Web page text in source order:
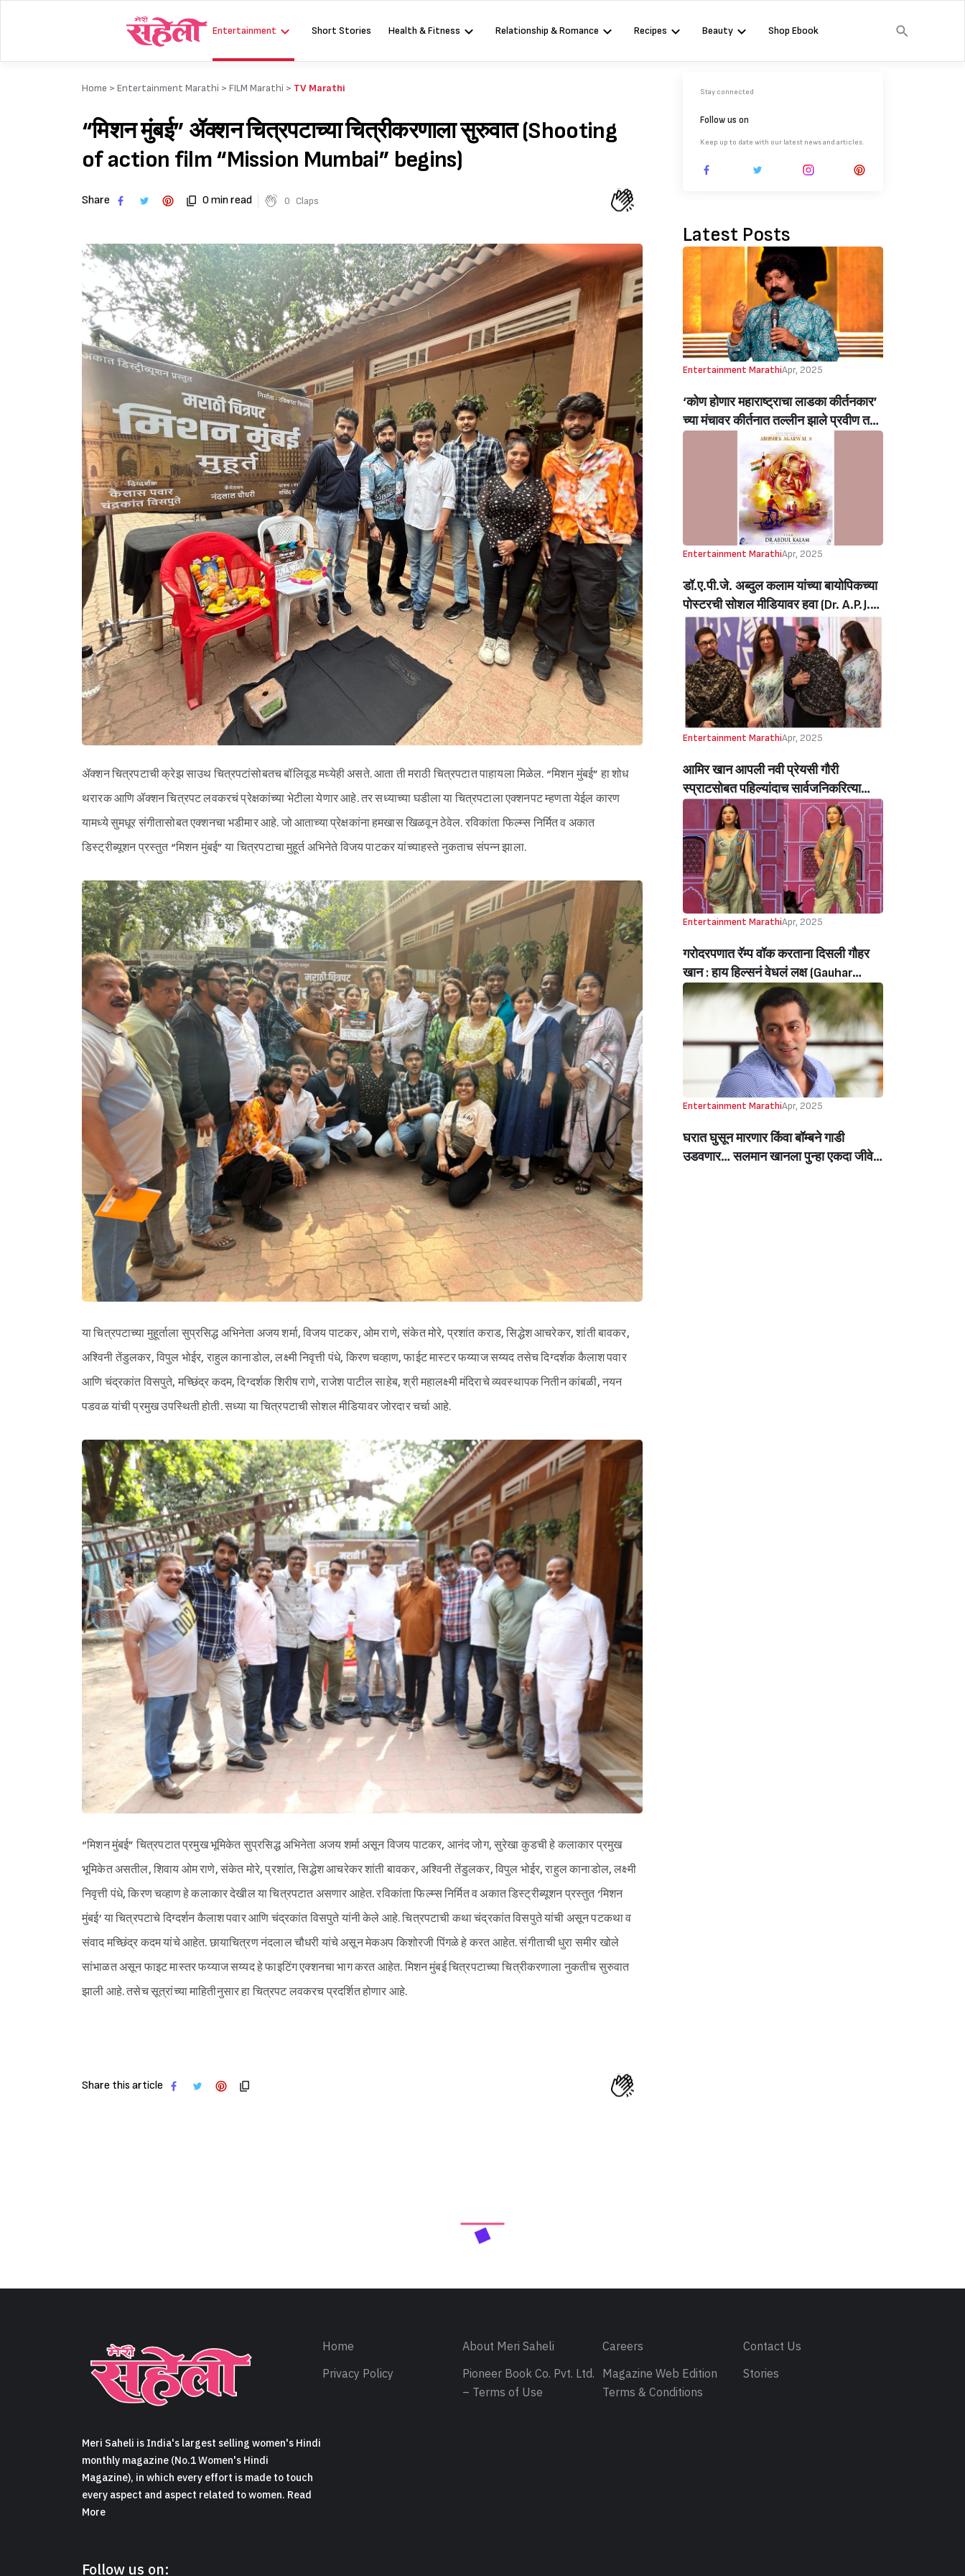
Sign in
Entertainment Short Stories Health & Fitness Relationship & Romance Recipes Beauty Shop Ebook
Home > Entertainment Marathi > FILM Marathi > TV Marathi
“मिशन मुंबई” ॲक्शन चित्रपटाच्या चित्रीकरणाला सुरुवात (Shooting
of action film “Mission Mumbai” begins)
Share 0 min read 0 Claps
ॲक्शन चित्रपटाची क्रेझ साउथ चित्रपटांसोबतच बॉलिवूड मध्येही असते. आता ती मराठी चित्रपटात पाहायला मिळेल. “मिशन मुंबई” हा शोध
थरारक आणि ॲक्शन चित्रपट लवकरचं प्रेक्षकांच्या भेटीला येणार आहे. तर सध्याच्या घडीला या चित्रपटाला एक्शनपट म्हणता येईल कारण
यामध्ये सुमधूर संगीतासोबत एक्शनचा भडीमार आहे. जो आताच्या प्रेक्षकांना हमखास खिळवून ठेवेल. रविकांता फिल्म्स निर्मित व अकात
डिस्ट्रीब्यूशन प्रस्तुत “मिशन मुंबई” या चित्रपटाचा मुहूर्त अभिनेते विजय पाटकर यांच्याहस्ते नुकताच संपन्न झाला.
या चित्रपटाच्या मुहूर्ताला सुप्रसिद्ध अभिनेता अजय शर्मा, विजय पाटकर, ओम राणे, संकेत मोरे, प्रशांत कराड, सिद्धेश आचरेकर, शांती बावकर,
अश्विनी तेंडुलकर, विपुल भोईर, राहुल कानाडोल, लक्ष्मी निवृत्ती पंधे, किरण चव्हाण, फाईट मास्टर फय्याज सय्यद तसेच दिग्दर्शक कैलाश पवार
आणि चंद्रकांत विसपुते, मच्छिंद्र कदम, दिग्दर्शक शिरीष राणे, राजेश पाटील साहेब, श्री महालक्ष्मी मंदिराचे व्यवस्थापक नितीन कांबळी, नयन
पडवळ यांची प्रमुख उपस्थिती होती. सध्या या चित्रपटाची सोशल मीडियावर जोरदार चर्चा आहे.
“मिशन मुंबई” चित्रपटात प्रमुख भूमिकेत सुप्रसिद्ध अभिनेता अजय शर्मा असून विजय पाटकर, आनंद जोग, सुरेखा कुडची हे कलाकार प्रमुख
भूमिकेत असतील, शिवाय ओम राणे, संकेत मोरे, प्रशांत, सिद्धेश आचरेकर शांती बावकर, अश्विनी तेंडुलकर, विपुल भोईर, राहुल कानाडोल, लक्ष्मी
निवृत्ती पंधे, किरण चव्हाण हे कलाकार देखील या चित्रपटात असणार आहेत. रविकांता फिल्म्स निर्मित व अकात डिस्ट्रीब्यूशन प्रस्तुत ‘मिशन
मुंबई’ या चित्रपटाचे दिग्दर्शन कैलाश पवार आणि चंद्रकांत विसपुते यांनी केले आहे. चित्रपटाची कथा चंद्रकांत विसपुते यांची असून पटकथा व
संवाद मच्छिंद्र कदम यांचे आहेत. छायाचित्रण नंदलाल चौधरी यांचे असून मेकअप किशोरजी पिंगळे हे करत आहेत. संगीताची धुरा समीर खोले
सांभाळत असून फाइट मास्तर फय्याज सय्यद हे फाइटिंग एक्शनचा भाग करत आहेत. मिशन मुंबई चित्रपटाच्या चित्रीकरणाला नुकतीच सुरुवात
झाली आहे. तसेच सूत्रांच्या माहितीनुसार हा चित्रपट लवकरच प्रदर्शित होणार आहे.
Share this article
Stay connected
Follow us on
Keep up to date with our latest news and articles.
Latest Posts
Entertainment MarathiApr, 2025
‘कोण होणार महाराष्ट्राचा लाडका कीर्तनकार’
च्या मंचावर कीर्तनात तल्लीन झाले प्रवीण तरडे
(Praveen Tarde Immersed Himself
In Kirtan On The Stage Of Kon
Honar Maharashtracha Ladka
Entertainment MarathiApr, 2025
डॉ.ए.पी.जे. अब्दुल कलाम यांच्या बायोपिकच्या
पोस्टरची सोशल मीडियावर हवा (Dr. A.P.J.
Abdul Kalam’s Biopic Poster Is
Trending On Social Media )
Entertainment MarathiApr, 2025
आमिर खान आपली नवी प्रेयसी गौरी
स्प्राटसोबत पहिल्यांदाच सार्वजनिकरित्या
झाला स्पॉट… (Aamir Khan, Girlfriend
Gauri Spratt Hold Hands In First
Public Appearance)
Entertainment MarathiApr, 2025
गरोदरपणात रॅम्प वॉक करताना दिसली गौहर
खान: हाय हिल्सनं वेधलं लक्ष (Gauhar
Khan Seen Walking The Ramp While
Pregnant
Entertainment MarathiApr, 2025
घरात घुसून मारणार किंवा बॉम्बने गाडी
उडवणार… सलमान खानला पुन्हा एकदा जीवे
Meri Saheli is India's largest selling women's Hindi
monthly magazine (No.1 Women's Hindi
Magazine), in which every effort is made to touch
every aspect and aspect related to women. Read
More
Follow us on:
Home About Meri Saheli Careers
Contact Us
Privacy Policy
Pioneer Book Co. Pvt. Ltd.
– Terms of Use
Magazine Web Edition
Terms & Conditions
Stories